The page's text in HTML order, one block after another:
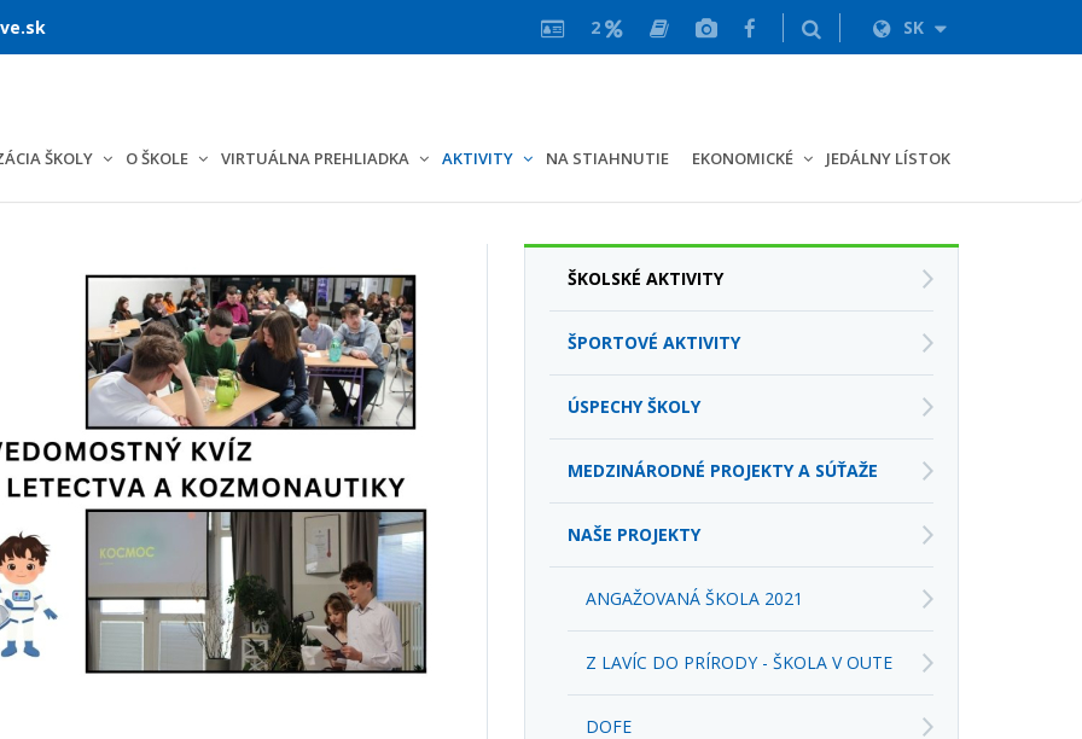
2 SK
ŠKOLY O ŠKOLE VIRTUÁLNA PREHLIADKA AKTIVITY NA STIAHNUTIE EKONOMICKÉ JEDÁLNY LÍSTOK
ŠKOLSKÉ AKTIVITY
ŠPORTOVÉ AKTIVITY
ÚSPECHY ŠKOLY
MEDZINÁRODNÉ PROJEKTY A SÚŤAŽE
NAŠE PROJEKTY
ANGAŽOVANÁ ŠKOLA 2021
Z LAVÍC DO PRÍRODY - ŠKOLA V OUTE
DOFE